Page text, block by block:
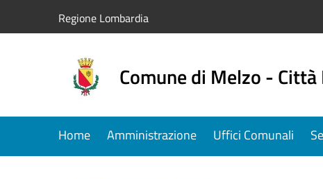
Regione Lombardia
Comune di Melzo -
Home Amministrazione Uffici Comunali